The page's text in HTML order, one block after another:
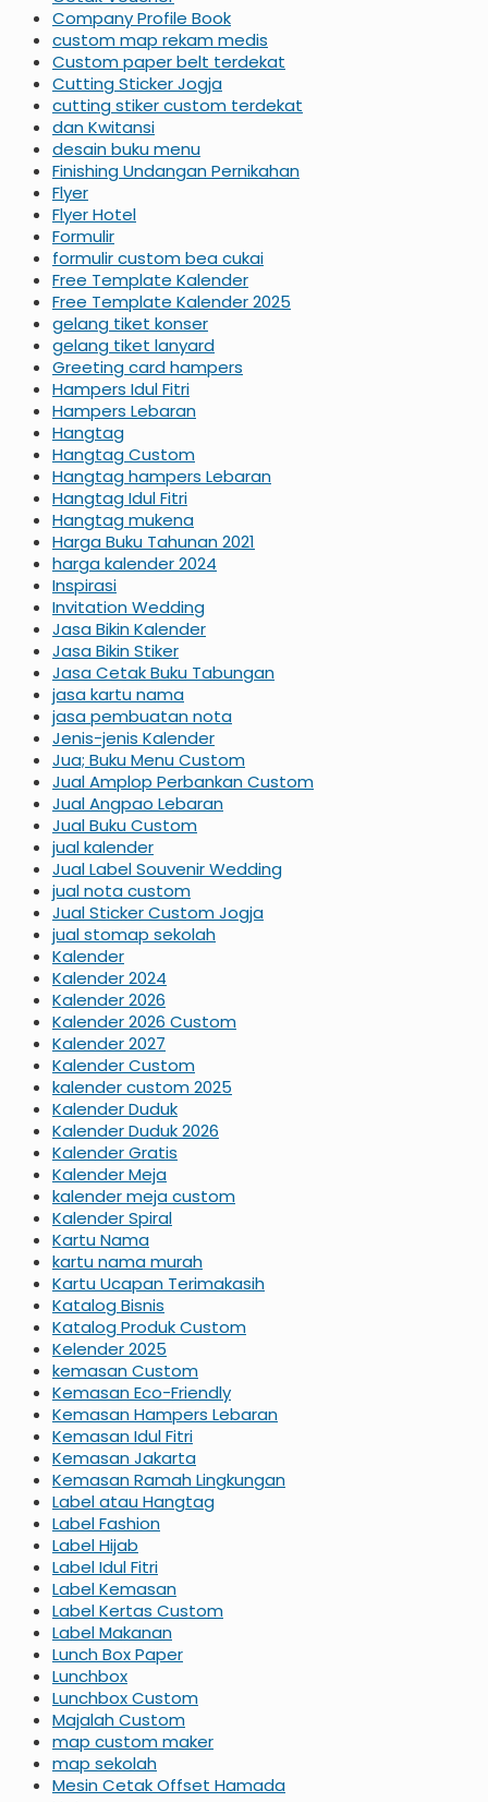
Company Profile Book
custom map rekam medis
Custom paper belt terdekat
Cutting Sticker Jogja
cutting stiker custom terdekat
dan Kwitansi
desain buku menu
Finishing Undangan Pernikahan
Flyer
Flyer Hotel
Formulir
formulir custom bea cukai
Free Template Kalender
Free Template Kalender 2025
gelang tiket konser
gelang tiket lanyard
Greeting card hampers
Hampers Idul Fitri
Hampers Lebaran
Hangtag
Hangtag Custom
Hangtag hampers Lebaran
Hangtag Idul Fitri
Hangtag mukena
Harga Buku Tahunan 2021
harga kalender 2024
Inspirasi
Invitation Wedding
Jasa Bikin Kalender
Jasa Bikin Stiker
Jasa Cetak Buku Tabungan
jasa kartu nama
jasa pembuatan nota
Jenis-jenis Kalender
Jua; Buku Menu Custom
Jual Amplop Perbankan Custom
Jual Angpao Lebaran
Jual Buku Custom
jual kalender
Jual Label Souvenir Wedding
jual nota custom
Jual Sticker Custom Jogja
jual stomap sekolah
Kalender
Kalender 2024
Kalender 2026
Kalender 2026 Custom
Kalender 2027
Kalender Custom
kalender custom 2025
Kalender Duduk
Kalender Duduk 2026
Kalender Gratis
Kalender Meja
kalender meja custom
Kalender Spiral
Kartu Nama
kartu nama murah
Kartu Ucapan Terimakasih
Katalog Bisnis
Katalog Produk Custom
Kelender 2025
kemasan Custom
Kemasan Eco-Friendly
Kemasan Hampers Lebaran
Kemasan Idul Fitri
Kemasan Jakarta
Kemasan Ramah Lingkungan
Label atau Hangtag
Label Fashion
Label Hijab
Label Idul Fitri
Label Kemasan
Label Kertas Custom
Label Makanan
Lunch Box Paper
Lunchbox
Lunchbox Custom
Majalah Custom
map custom maker
map sekolah
Mesin Cetak Offset Hamada